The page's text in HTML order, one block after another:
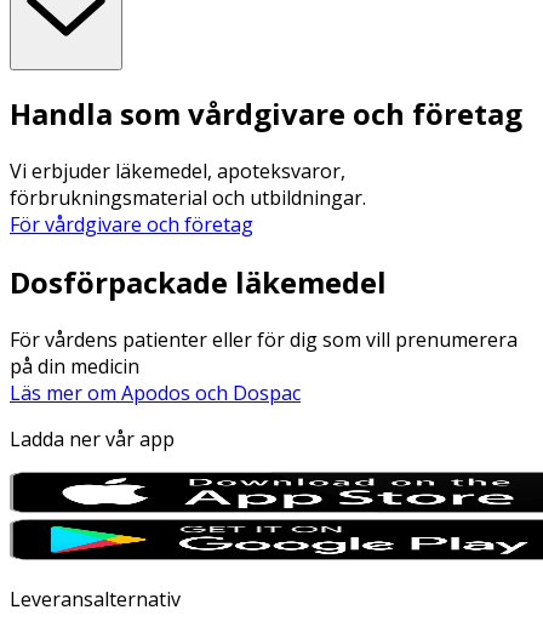
Handla som vårdgivare och företag
Vi erbjuder läkemedel, apoteksvaror,
förbrukningsmaterial och utbildningar.
För vårdgivare och företag
Dosförpackade läkemedel
För vårdens patienter eller för dig som vill prenumerera
på din medicin
Läs mer om Apodos och Dospac
Ladda ner vår app
Leveransalternativ